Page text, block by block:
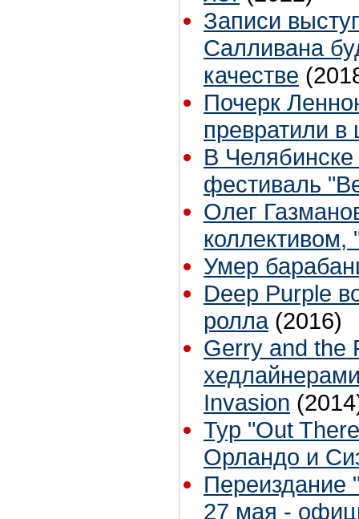
Записи
Салливана
качестве
Почерк
превратили
В
фестиваль
Олег
Умер
Deep Purple
ролла (2016)
Gerry and the
Invasion
Тур "Out
Орландо и
Переиздание
27 мая -